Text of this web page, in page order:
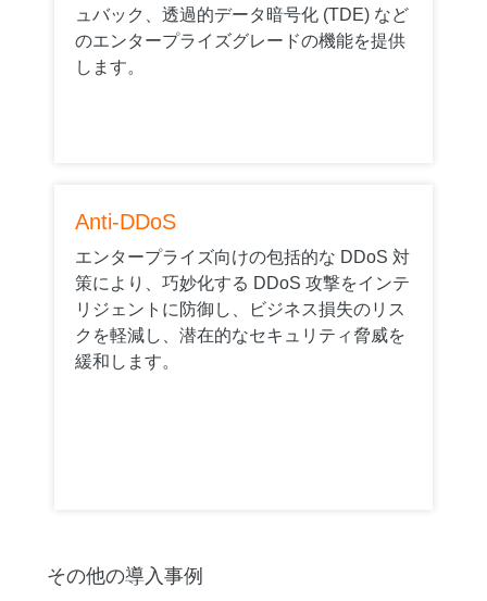
ュバック、透過的データ暗号化 (TDE) など
のエンタープライズグレードの機能を提供
します。
Anti-DDoS
エンタープライズ向けの包括的な DDoS 対
策により、巧妙化する DDoS 攻撃をインテ
リジェントに防御し、ビジネス損失のリス
クを軽減し、潜在的なセキュリティ脅威を
緩和します。
その他の導入事例